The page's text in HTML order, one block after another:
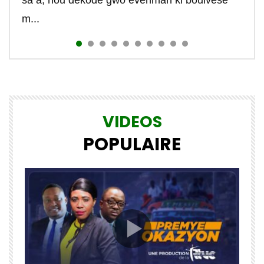
m...
VIDEOS
POPULAIRE